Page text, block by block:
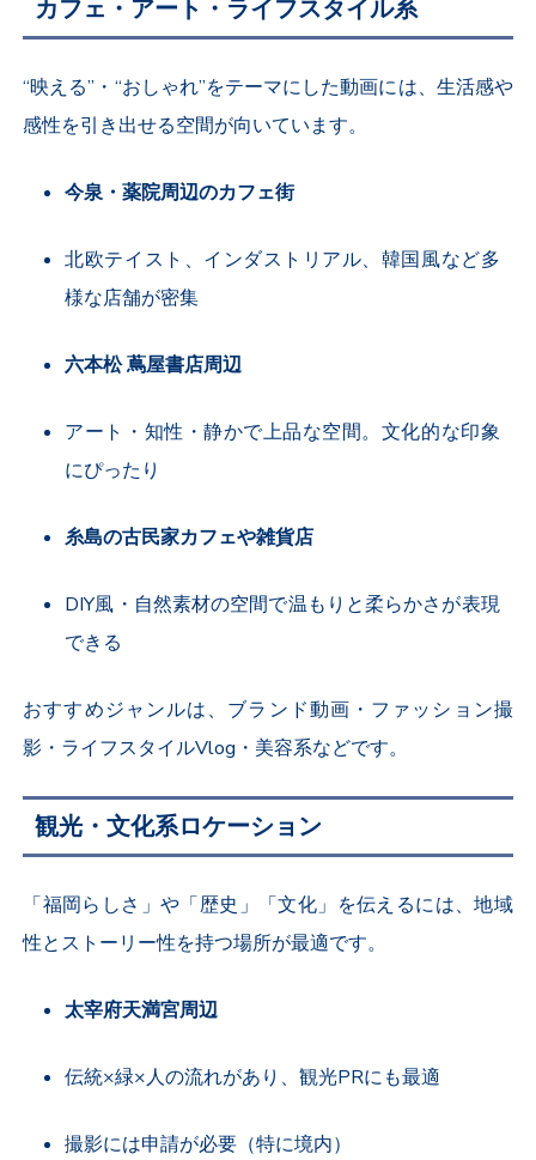
カフェ・アート・ライフスタイル系
“映える”・“おしゃれ”をテーマにした動画には、生活感や
感性を引き出せる空間が向いています。
今泉・薬院周辺のカフェ街
北欧テイスト、インダストリアル、韓国風など多
様な店舗が密集
六本松 蔦屋書店周辺
アート・知性・静かで上品な空間。文化的な印象
にぴったり
糸島の古民家カフェや雑貨店
DIY風・自然素材の空間で温もりと柔らかさが表現
できる
おすすめジャンルは、ブランド動画・ファッション撮
影・ライフスタイルVlog ・美容系などです。
観光・文化系ロケーション
「福岡らしさ」や「歴史」「文化」を伝えるには、地域
性とストーリー性を持つ場所が最適です。
太宰府天満宮周辺
伝統×緑×人の流れがあり、観光PRにも最適
撮影には申請が必要（特に境内）